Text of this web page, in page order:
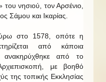
νησιού, τον Αρσένιο,
Σάμου και Ικαρίας.
στο 1578, οπότε η
από κάποια
από το
με βοηθό
της τοπικής Εκκλησίας